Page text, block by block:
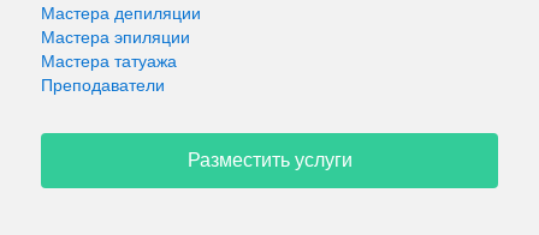
Мастера депиляции
Мастера эпиляции
Мастера татуажа
Преподаватели
Разместить услуги